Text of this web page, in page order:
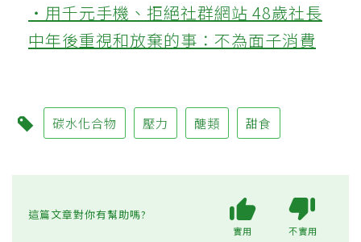
‧用千元手機、拒絕社群網站 48歲社長
中年後重視和放棄的事：不為面子消費
碳水化合物 壓力 醣類 甜食
這篇文章對你有幫助嗎?
實用 不實用